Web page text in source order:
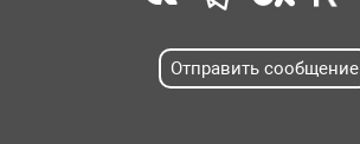
Отправить сообщение